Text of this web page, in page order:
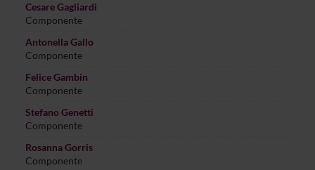
Cesare Gagliardi
Componente
Antonella Gallo
Componente
Felice Gambin
Componente
Stefano Genetti
Componente
Rosanna Gorris
Componente